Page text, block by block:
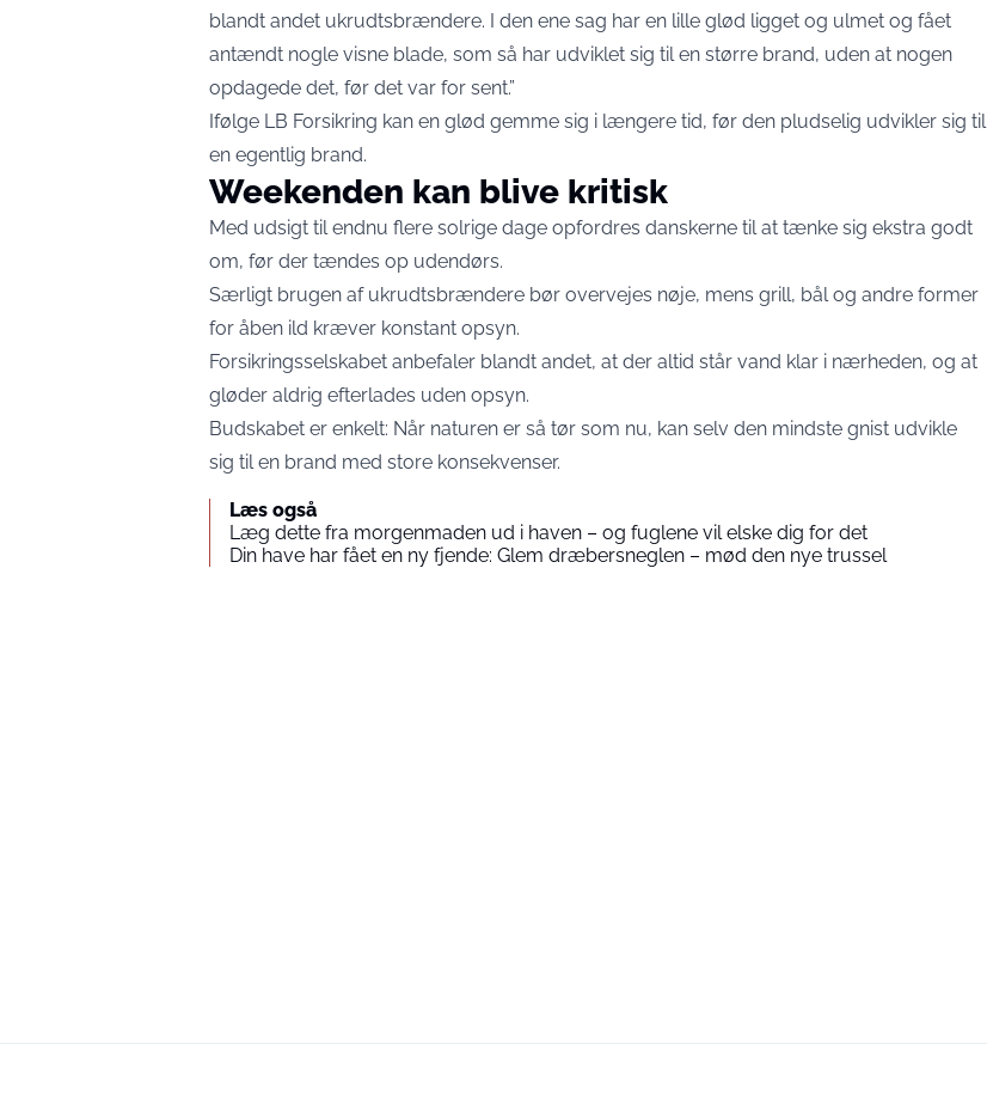
blandt andet ukrudtsbrændere. I den ene sag har en lille glød ligget og ulmet og fået
antændt nogle visne blade, som så har udviklet sig til en større brand, uden at nogen
opdagede det, før det var for sent.”
Ifølge LB Forsikring kan en glød gemme sig i længere tid, før den pludselig udvikler sig til
en egentlig brand.
Weekenden kan blive kritisk
Med udsigt til endnu flere solrige dage opfordres danskerne til at tænke sig ekstra godt
om, før der tændes op udendørs.
Særligt brugen af ukrudtsbrændere bør overvejes nøje, mens grill, bål og andre former
for åben ild kræver konstant opsyn.
Forsikringsselskabet anbefaler blandt andet, at der altid står vand klar i nærheden, og at
gløder aldrig efterlades uden opsyn.
Budskabet er enkelt: Når naturen er så tør som nu, kan selv den mindste gnist udvikle
sig til en brand med store konsekvenser.
Læs også
Læg dette fra morgenmaden ud i haven – og fuglene vil elske dig for det
Din have har fået en ny fjende: Glem dræbersneglen – mød den nye trussel